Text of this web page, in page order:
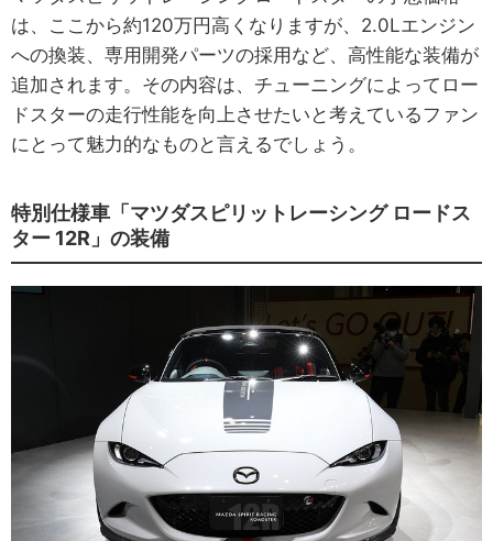
は、ここから約120万円高くなりますが、2.0Lエンジン
への換装、専用開発パーツの採用など、高性能な装備が
追加されます。その内容は、チューニングによってロー
ドスターの走行性能を向上させたいと考えているファン
にとって魅力的なものと言えるでしょう。
特別仕様車「マツダスピリットレーシング ロードス
ター 12R」の装備